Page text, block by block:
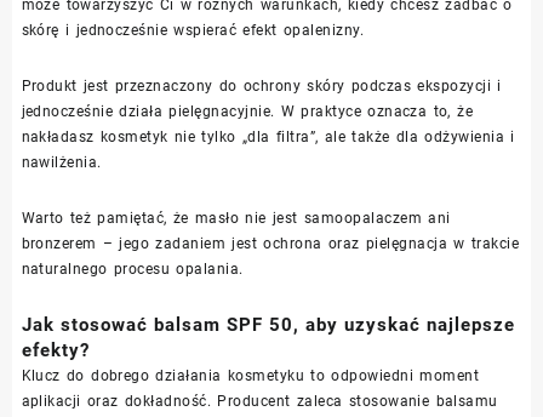
może towarzyszyć Ci w różnych warunkach, kiedy chcesz zadbać o
skórę i jednocześnie wspierać efekt opalenizny.
Produkt jest przeznaczony do ochrony skóry podczas ekspozycji i
jednocześnie działa pielęgnacyjnie. W praktyce oznacza to, że
nakładasz kosmetyk nie tylko „dla filtra”, ale także dla odżywienia i
nawilżenia.
Warto też pamiętać, że masło nie jest samoopalaczem ani
bronzerem – jego zadaniem jest ochrona oraz pielęgnacja w trakcie
naturalnego procesu opalania.
Jak stosować balsam SPF 50, aby uzyskać najlepsze
efekty?
Klucz do dobrego działania kosmetyku to odpowiedni moment
aplikacji oraz dokładność. Producent zaleca stosowanie balsamu